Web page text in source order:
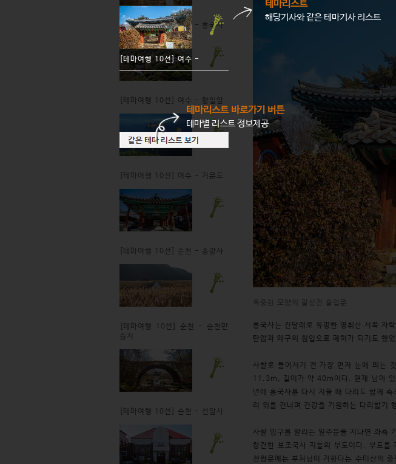
[테마여행 10선] 여수 - 흥국사
[테마여행 10선] 여수 - 향일암
[테마여행 10선] 여수 - 거문도
[테마여행 10선] 순천 - 송광사
[테마여행 10선] 순천 - 순천만
습지
[테마여행 10선] 순천 - 선암사
육중한 모양의 팔상전 출입문
흥국사는 진달래로 유명한 영취산 서쪽 자
탄압과 왜구의 침입으로 폐허가 되기도 했
사찰로 들어서기 전 가장 먼저 눈에 띄는
11.3m, 길이가 약 40m이다. 현재 남아
년에 흥국사를 다시 지을 때 다리도 함께
리 위를 건너며 건강을 기원하는 다리밟기
사찰 입구를 알리는 일주문을 지나면 좌측
창건한 보조국사 지눌의 부도이다. 부도
천왕문에는 부처님이 거한다는 수미산의
[테마여행 10선] 여수 -
테마리스트
해당기사와 같은 테마기사 리스트
테마리스트 바로가기 버튼
테마별 리스트 정보제공